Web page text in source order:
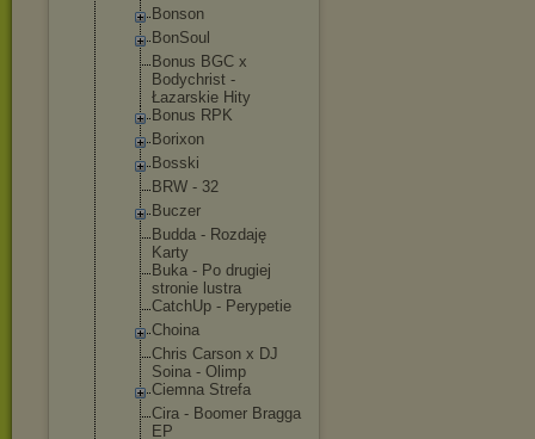
Bonson
BonSoul
Bonus BGC x
Bodychrist -
Łazarskie Hity
Bonus RPK
Borixon
Bosski
BRW - 32
Buczer
Budda - Rozdaję
Karty
Buka - Po drugiej
stronie lustra
CatchUp - Perypetie
Choina
Chris Carson x DJ
Soina - Olimp
Ciemna Strefa
Cira - Boomer Bragga
EP